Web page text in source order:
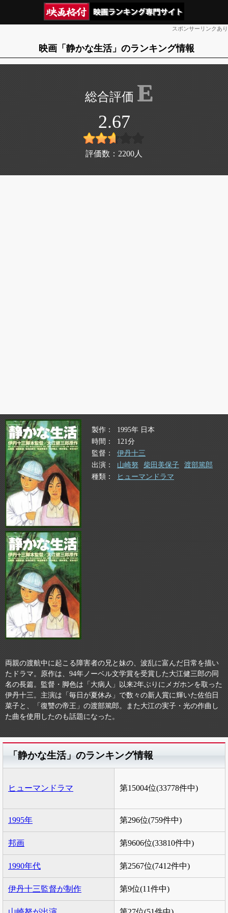
スポンサーリンクあり
映画「静かな生活」のランキング情報
E
2.67
評価数： 2200 人
製作
1995年 日本
時間
121分
監督
伊丹十三
出演
山崎努 柴田美保子
渡部篤郎
種類
ヒューマンドラマ
両親の渡航中に起こる障害者の兄と妹の、波乱に富んだ日常を描い
たドラマ。原作は、94年ノーベル文学賞を受賞した大江健三郎の同
名の長篇。監督・脚色は「大病人」以来2年ぶりにメガホンを取った
伊丹十三。主演は「毎日が夏休み」で数々の新人賞に輝いた佐伯日
菜子と、「復讐の帝王」の渡部篤郎。また大江の実子・光の作曲し
た曲を使用したのも話題になった。
「静かな生活」のランキング情報
ヒューマンドラマ 第15004位(33778件中)
1995年 第296位(759件中)
邦画 第9606位(33810件中)
1990年代 第2567位(7412件中)
伊丹十三監督が制作 第9位(11件中)